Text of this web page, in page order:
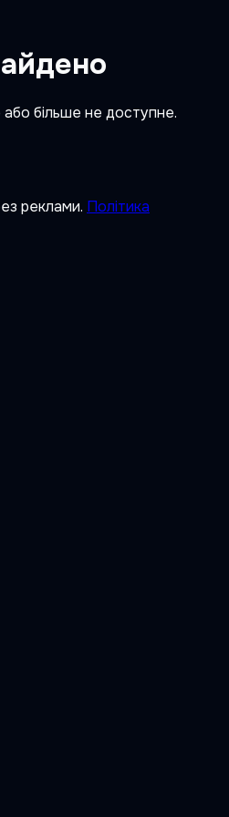
більше не доступне.
реклами. Політика